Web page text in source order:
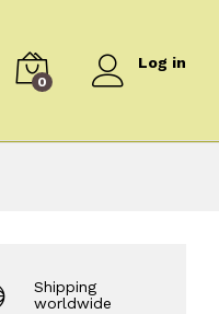
0
Log in
Shipping
worldwide